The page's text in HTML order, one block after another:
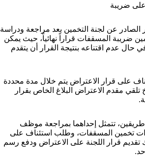
ضريبة
الصادر عن لجنة التخمين بعد مراجعة ودراسة
ضريبة المسقفات قراراً نهائياً، حيث يمكن
حال عدم اقتناعه بنتيجة القرار أن يتقدم
على قرار الاعتراض يتم خلال مدة محددة
من تاريخ تلقي مقدم الاعتراض البلاغ الخاص بقرار
طريقين، تتمثل إحداهما بمراجعة موظف
تخمين المسقفات، وطلب استئناف على
تقديم قرار اللجنة على الاعتراض ودفع رسم